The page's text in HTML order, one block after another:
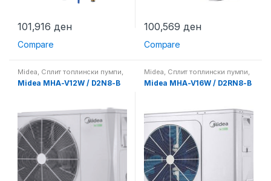
101,916 ден
Compare
100,569 ден
Compare
Midea, Сплит топлински пумпи,
Топлински пумпи
Midea MHA-V12W / D2N8-B
Midea, Сплит топлински пумпи,
Топлински пумпи
Midea MHA-V16W / D2RN8-B